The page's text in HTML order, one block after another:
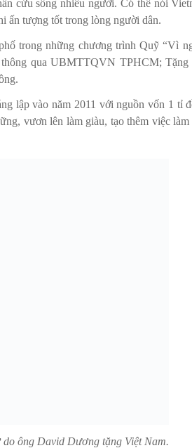
cứu sống nhiều người. Có thể nói
ấn tượng tốt trong lòng người dân.
trong những chương trình Quỹ “Vì
qua UBMTTQVN TPHCM; Tặng
lập vào năm 2011 với nguồn vốn 1 tỉ
vươn lên làm giàu, tạo thêm việc làm
ông David Dương tặng Việt Nam.